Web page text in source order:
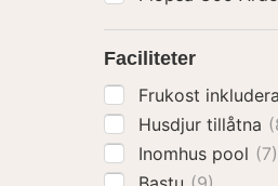
Faciliteter
Frukost
Husdjur tillåtna
Inomhus pool (7)